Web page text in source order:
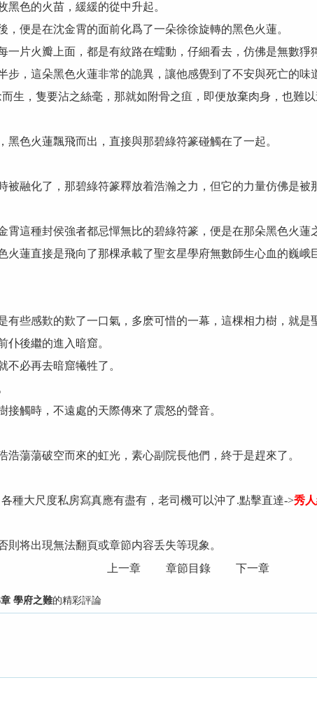
色的火苗，緩緩的從中升起。
便是在沈金霄的面前化爲了一朵徐徐旋轉的黑色火蓮。
火瓣上面，都是有紋路在蠕動，仔細看去，仿佛是無數猙
這朵黑色火蓮非常的詭異，讓他感覺到了不安與死亡的味
，隻要沾之絲毫，那就如附骨之疽，即便放棄肉身，也難
色火蓮飄飛而出，直接與那碧綠符篆碰觸在了一起。
融化了，那碧綠符篆釋放着浩瀚之力，但它的力量仿佛是被
這種封侯強者都忌憚無比的碧綠符篆，便是在那朵黑色火蓮
蓮直接是飛向了那棵承載了聖玄星學府無數師生心血的巍峨
些感歎的歎了一口氣，多麽可惜的一幕，這棵相力樹，就是
仆後繼的進入暗窟。
必再去暗窟犧牲了。
觸時，不遠處的天際傳來了震怒的聲音。
蕩蕩破空而來的虹光，素心副院長他們，終于是趕來了。
種大尺度私房寫真應有盡有，老司機可以沖了.點擊直達->秀
将出現無法翻頁或章節内容丢失等現象。
上一章
章節目錄 下一章
學府之難的精彩評論